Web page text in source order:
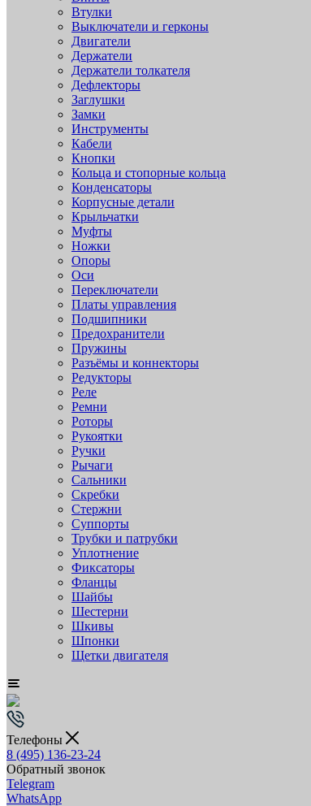
Втулки
Выключатели и герконы
Двигатели
Держатели
Держатели толкателя
Дефлекторы
Заглушки
Замки
Инструменты
Кабели
Кнопки
Кольца и стопорные кольца
Конденсаторы
Корпусные детали
Крыльчатки
Муфты
Ножки
Опоры
Оси
Переключатели
Платы управления
Подшипники
Предохранители
Пружины
Разъёмы и коннекторы
Редукторы
Реле
Ремни
Роторы
Рукоятки
Ручки
Рычаги
Сальники
Скребки
Стержни
Суппорты
Трубки и патрубки
Уплотнение
Фиксаторы
Фланцы
Шайбы
Шестерни
Шкивы
Шпонки
Щетки двигателя
Телефоны
8 (495) 136-23-24
Обратный звонок
Telegram
WhatsApp